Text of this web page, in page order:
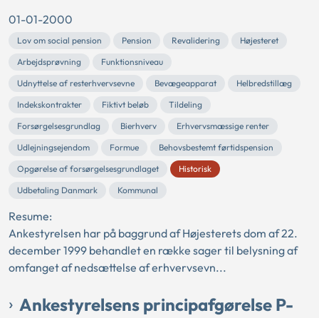
01-01-2000
Lov om social pension Pension Revalidering
Højesteret
Arbejdsprøvning
Funktionsniveau
Udnyttelse af resterhvervsevne
Bevægeapparat
Helbredstillæg
Indekskontrakter
Fiktivt beløb
Tildeling
Forsørgelsesgrundlag
Bierhverv
Erhvervsmæssige renter
Udlejningsejendom
Formue
Behovsbestemt førtidspension
Opgørelse af forsørgelsesgrundlaget
Historisk
Udbetaling Danmark
Kommunal
Resume:
Ankestyrelsen har på baggrund af Højesterets dom af 22.
december 1999 behandlet en række sager til belysning af
omfanget af nedsættelse af erhvervsevn...
Ankestyrelsens principafgørelse P-